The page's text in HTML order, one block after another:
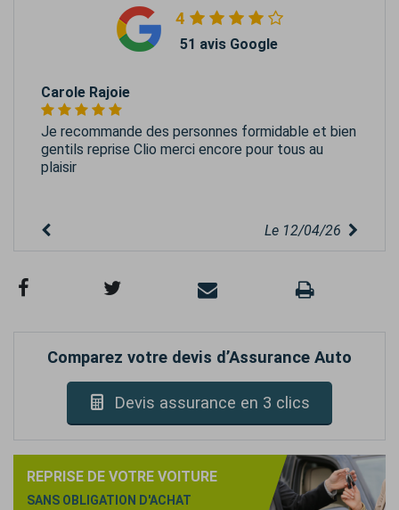
4
51 avis Google
Carole Rajoie
Je recommande des personnes formidable et bien
gentils reprise Clio merci encore pour tous au
plaisir
Le 12/04/26
Comparez votre devis d’Assurance Auto
Devis assurance en 3 clics
REPRISE DE VOTRE VOITURE
SANS OBLIGATION D'ACHAT